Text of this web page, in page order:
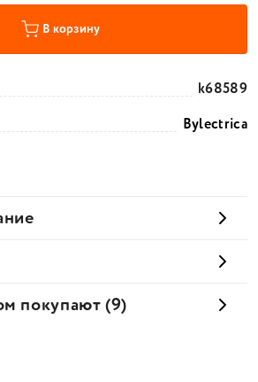
В корзину
k68589
Bylectrica
покупают (9)